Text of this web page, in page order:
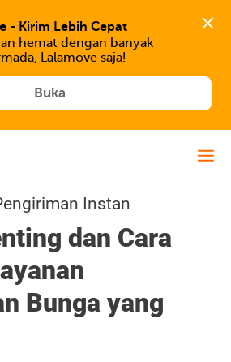
- Kirim Lebih Cepat
hemat dengan banyak
Buka
Instan
dan Cara
Bunga yang